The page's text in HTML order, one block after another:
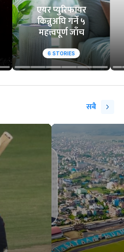
एयर प्युरिफायर
किन्नुअघि गर्ने ५
महत्त्वपूर्ण जाँच
6 STORIES
सबै